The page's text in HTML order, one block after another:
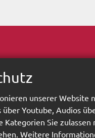
unserer Website
Youtube, Audios
Sie
Weitere